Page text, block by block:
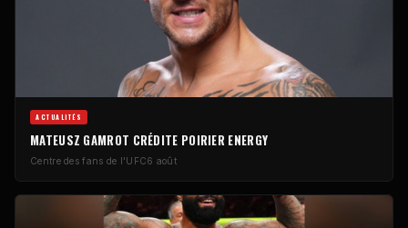
ACTUALITÉS
MATEUSZ GAMROT CRÉDITE POIRIER ENERGY
Centre des fans de l'UFC6 août